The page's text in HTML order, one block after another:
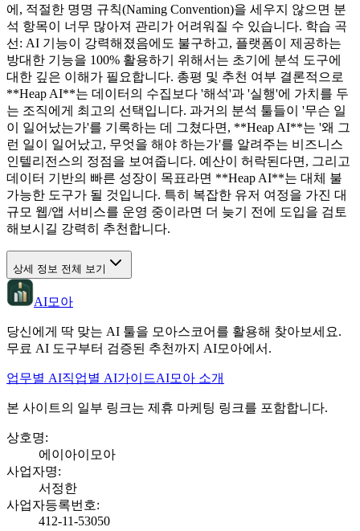
에, 적절한 명명 규칙(Naming Convention)을 세우지 않으면 분
석 항목이 너무 많아져 관리가 어려워질 수 있습니다. 학습 곡
선: AI 기능이 강력해졌음에도 불구하고, 플랫폼이 제공하는
방대한 기능을 100% 활용하기 위해서는 초기에 분석 도구에
대한 깊은 이해가 필요합니다. 총평 및 추천 여부 결론적으로
**Heap AI**는 데이터의 수집보다 '해석'과 '실행'에 가치를 두
는 조직에게 최고의 선택입니다. 과거의 분석 툴들이 '무슨 일
이 일어났는가'를 기록하는 데 그쳤다면, **Heap AI**는 '왜 그
런 일이 일어났고, 무엇을 해야 하는가'를 알려주는 비즈니스
인텔리전스의 정점을 보여줍니다. 예산이 허락된다면, 그리고
데이터 기반의 빠른 성장이 목표라면 **Heap AI**는 대체 불
가능한 도구가 될 것입니다. 특히 복잡한 유저 여정을 가진 대
규모 웹/앱 서비스를 운영 중이라면 더 늦기 전에 도입을 검토
해보시길 강력히 추천합니다.
상세 정보 전체 보기
AI모아
당신에게 딱 맞는 AI 툴을 모아스코어를 활용해 찾아보세요.
무료 AI 도구부터 검증된 추천까지 AI모아에서.
업무별 AI직업별 AI가이드AI모아 소개
본 사이트의 일부 링크는 제휴 마케팅 링크를 포함합니다.
상호명:
에이아이모아
사업자명:
서정한
사업자등록번호:
412-11-53050